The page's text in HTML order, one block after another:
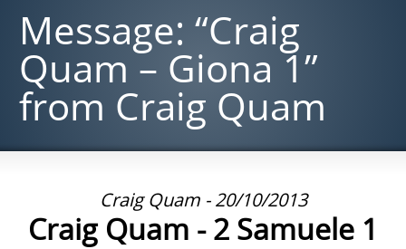
Message: “Craig
Quam – Giona 1”
from Craig Quam
Craig Quam - 20/10/2013
Craig Quam - 2 Samuele 1